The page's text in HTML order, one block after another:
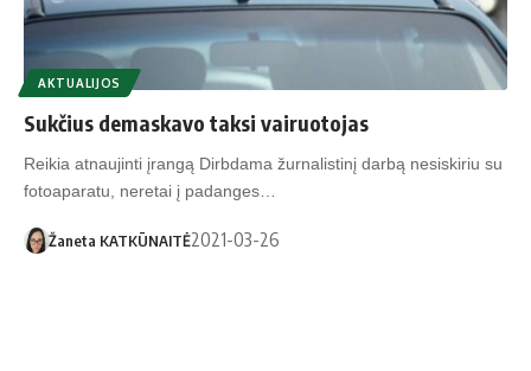
AKTUALIJOS
Sukčius demaskavo taksi vairuotojas
Reikia atnaujinti įrangą Dirbdama žurnalistinį darbą nesiskiriu su
fotoaparatu, neretai į padanges…
Žaneta KATKŪNAITĖ2021-03-26